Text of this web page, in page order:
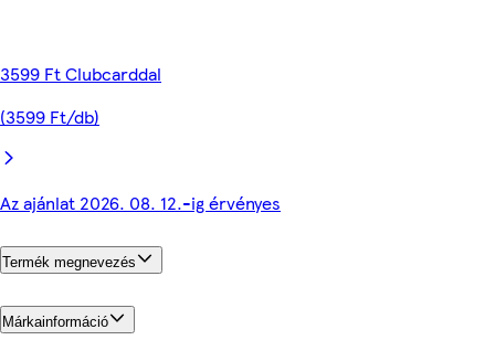
3599 Ft Clubcarddal
(3599 Ft/db)
Az ajánlat 2026. 08. 12.-ig érvényes
Termék megnevezés
Márkainformáció